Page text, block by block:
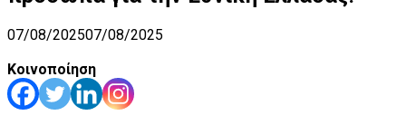
07/08/202507/08/2025
Κοινοποίηση